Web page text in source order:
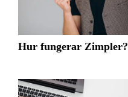
Hur fungerar Zimpler?